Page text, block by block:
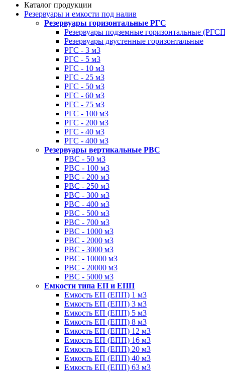
Каталог продукции
Резервуары и емкости под налив
Резервуары горизонтальные РГС
Резервуары подземные горизонтальные
Резервуары двустенные горизонтальные
РГС - 3 м3
РГС - 5 м3
РГС - 10 м3
РГС - 25 м3
РГС - 50 м3
РГС - 60 м3
РГС - 75 м3
РГС - 100 м3
РГС - 200 м3
РГС - 40 м3
РГС - 400 м3
Резервуары вертикальные РВС
РВС - 50 м3
РВС - 100 м3
РВС - 200 м3
РВС - 250 м3
РВС - 300 м3
РВС - 400 м3
РВС - 500 м3
РВС - 700 м3
РВС - 1000 м3
РВС - 2000 м3
РВС - 3000 м3
РВС - 10000 м3
РВС - 20000 м3
РВС - 5000 м3
Емкости типа ЕП и ЕПП
Емкость ЕП (ЕПП) 1 м3
Емкость ЕП (ЕПП) 3 м3
Емкость ЕП (ЕПП) 5 м3
Емкость ЕП (ЕПП) 8 м3
Емкость ЕП (ЕПП) 12 м3
Емкость ЕП (ЕПП) 16 м3
Емкость ЕП (ЕПП) 20 м3
Емкость ЕП (ЕПП) 40 м3
Емкость ЕП (ЕПП) 63 м3